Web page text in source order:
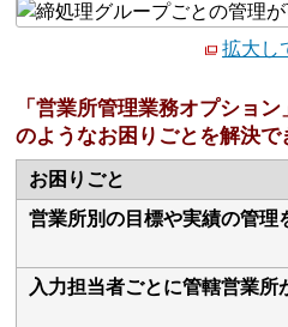
拡大し
「営業所管理業務オプショ
のようなお困りごとを解決で
お困りごと
営業所別の目標や実績の管理
入力担当者ごとに管轄営業所